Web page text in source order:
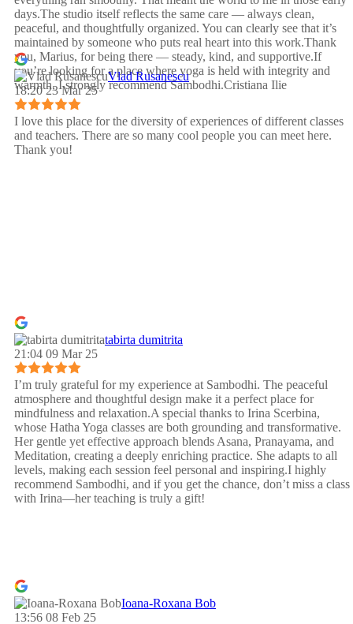
days.The studio itself reflects the same care — always clean,
peaceful, and thoughtfully organized. You can clearly see that it’s
maintained by someone who puts real heart into this work.Thank
you, Marius, for being there — steady, kind, and supportive.If
you’re looking for a place where yoga is held with integrity and
warmth, I strongly recommend Sambodhi.Cristiana Ilie
Vlad Rusanescu
18:20 23 Mar 25
I love this place for the diversity of experiences of different classes
and teachers. There are so many cool people you can meet here.
Thank you!
tabirta dumitrita
21:04 09 Mar 25
I’m truly grateful for my experience at Sambodhi. The peaceful
atmosphere and thoughtful design make it a perfect place for
mindfulness and relaxation.A special thanks to Irina Scerbina,
whose Hatha Yoga classes are both grounding and transformative.
Her gentle yet effective approach blends Asana, Pranayama, and
Meditation, creating a deeply enriching practice. She adapts to all
levels, making each session feel personal and inspiring.I highly
recommend Sambodhi, and if you get the chance, don’t miss a class
with Irina—her teaching is truly a gift!
Ioana-Roxana Bob
13:56 08 Feb 25